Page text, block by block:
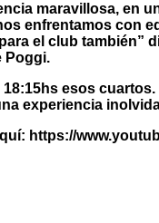
maravillosa, en
enfrentamos con
el club también”
Poggi.
esos
experiencia
https://